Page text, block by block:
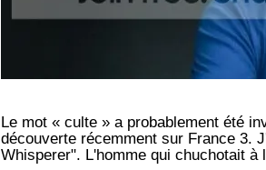
Le mot « culte » a probablement été
découverte récemment sur France 3.
Whisperer". L'homme qui chuchotait à